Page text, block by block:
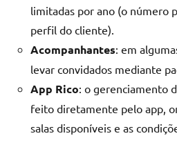
limitadas por ano (o número
perfil do cliente).
Acompanhantes: em
levar convidados mediante
App Rico: o gerenciamento
feito diretamente pelo app,
salas disponíveis e as